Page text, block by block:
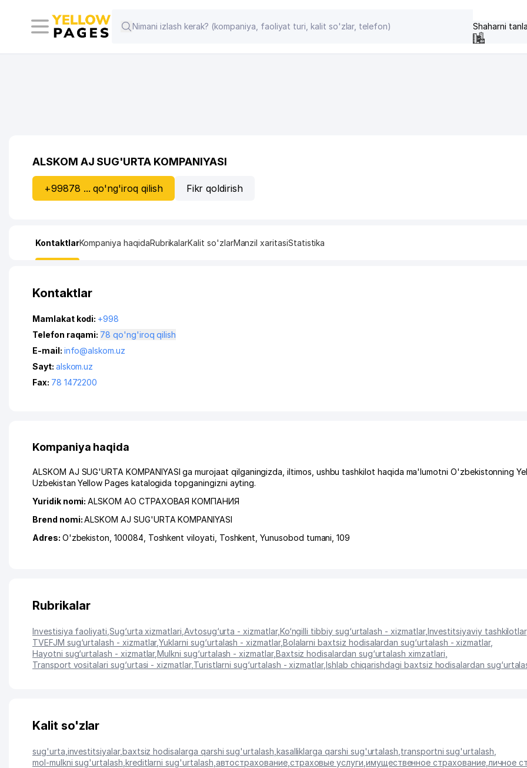
Shaharni
ALSKOM AJ SUG'URTA KOMPANIYASI
+99878 ... qo'ng'iroq qilish Fikr qoldirish
KontaktlarKompaniya haqidaRubrikalarKalit so'zlarManzil xaritasiStatistika
Kontaktlar
Mamlakat kodi: +998
Telefon raqami:
78 qo'ng'iroq qilish
E-mail: info@alskom.uz
Sayt: alskom.uz
Fax: 78 1472200
Kompaniya haqida
ALSKOM AJ SUG'URTA KOMPANIYASI ga murojaat qilganingizda, iltimos, ushbu tashkilot haqida ma'lumotni O'zbekistonning
Uzbekistan Yellow Pages katalogida topganingizni ayting.
Yuridik nomi:ALSKOM АО СТРАХОВАЯ КОМПАНИЯ
Brend nomi:ALSKOM AJ SUG'URTA KOMPANIYASI
Adres: O'zbekiston, 100084, Toshkent viloyati Toshkent ,Yunusobod tumani , 109
Rubrikalar
Investisiya faoliyati Sug‘urta xizmatlari Avtosug‘urta - xizmatlar,Ko‘ngilli tibbiy sug‘urtalash - xizmatlar,Investitsiyaviy
TVEFJM sug‘urtalash - xizmatlar,Yuklarni sug‘urtalash - xizmatlar,Bolalarni baxtsiz hodisalardan sug‘urtalash - xizmatlar,
Hayotni sug‘urtalash - xizmatlar,Mulkni sug‘urtalash - xizmatlar,Baxtsiz hodisalardan sug‘urtalash ximzatlari
Transport vositalari sug‘urtasi - xizmatlar, Turistlarni sug‘urtalash - xizmatlar,Ishlab chiqarishdagi baxtsiz hodisalardan
Kalit so'zlar
sug'urta investitsiyalar,baxtsiz hodisalarga qarshi sug'urtalash kasalliklarga qarshi sug'urtalash transportni sug'urtalash
mol-mulkni sug'urtalash kreditlarni sug'urtalash автострахование, страховые услуги имущественное страхование, личное